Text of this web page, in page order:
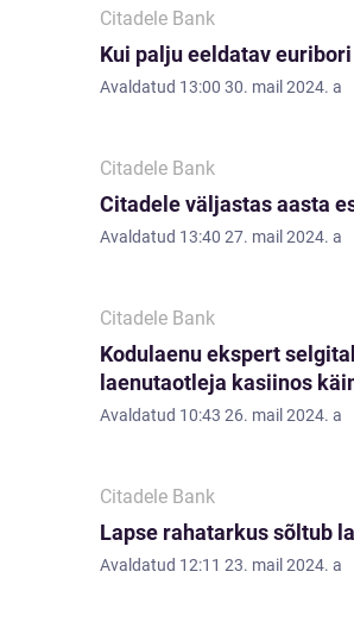
Citadele Bank
Kui palju eeldatav
Avaldatud 13:00 30. mail 2024. a
Citadele Bank
Citadele väljastas aasta
Avaldatud 13:40 27. mail 2024. a
Citadele Bank
Kodulaenu ekspert
laenutaotleja kasiinos
Avaldatud 10:43 26. mail 2024. a
Citadele Bank
Lapse rahatarkus sõltub
Avaldatud 12:11 23. mail 2024. a